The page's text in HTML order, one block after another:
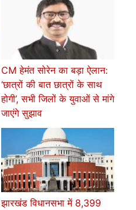
CM हेमंत सोरेन का बड़ा ऐलान:
‘छात्रों की बात छात्रों के साथ
होगी’, सभी जिलों के युवाओं से मांगे
जाएंगे सुझाव
झारखंड विधानसभा में 8,399